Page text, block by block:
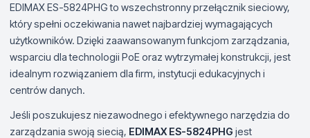
EDIMAX ES-5824PHG to wszechstronny przełącznik sieciowy,
który spełni oczekiwania nawet najbardziej wymagających
użytkowników. Dzięki zaawansowanym funkcjom zarządzania,
wsparciu dla technologii PoE oraz wytrzymałej konstrukcji, jest
idealnym rozwiązaniem dla firm, instytucji edukacyjnych i
centrów danych.
Jeśli poszukujesz niezawodnego i efektywnego narzędzia do
zarządzania swoją siecią, EDIMAX ES-5824PHG jest